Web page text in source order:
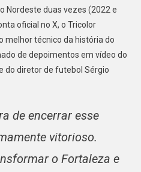
PABLO
VOJVODA
Nordeste duas vezes (2022 e
oficial no X, o Tricolor
melhor técnico da história do
de depoimentos em vídeo do
do diretor de futebol Sérgio
de encerrar esse
vitorioso.
o Fortaleza e